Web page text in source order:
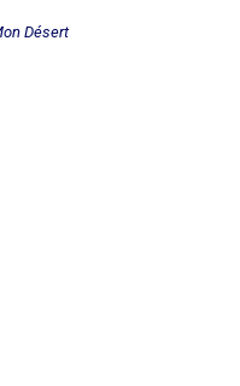
Désert